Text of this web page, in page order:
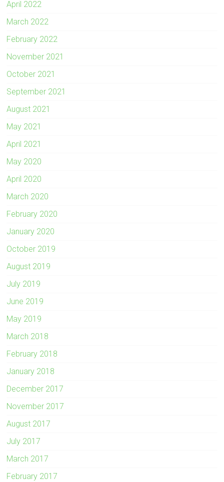
April 2022
March 2022
February 2022
November 2021
October 2021
September 2021
August 2021
May 2021
April 2021
May 2020
April 2020
March 2020
February 2020
January 2020
October 2019
August 2019
July 2019
June 2019
May 2019
March 2018
February 2018
January 2018
December 2017
November 2017
August 2017
July 2017
March 2017
February 2017